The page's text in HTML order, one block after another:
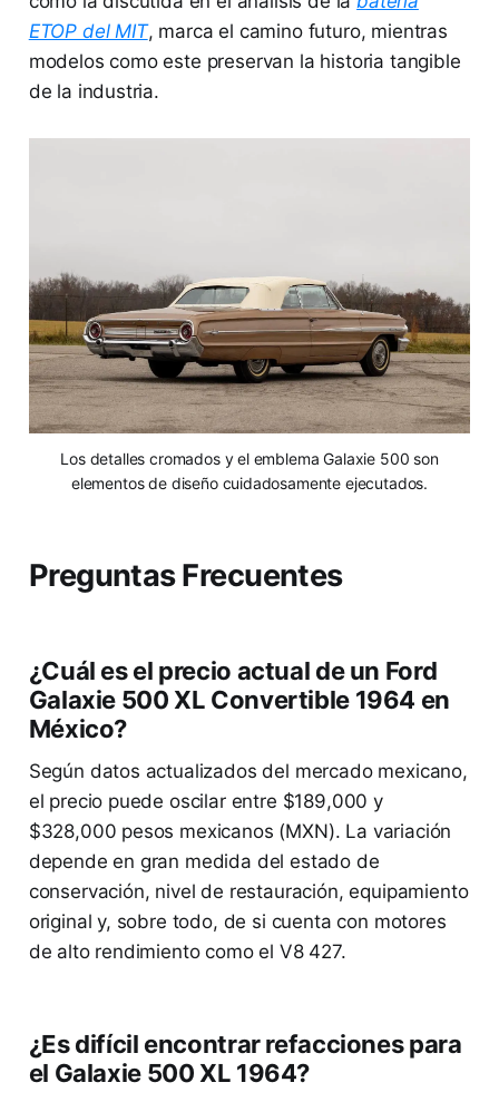
ETOP del MIT, marca el camino futuro, mientras
modelos como este preservan la historia tangible
de la industria.
Los detalles cromados y el emblema Galaxie 500 son
elementos de diseño cuidadosamente ejecutados.
Preguntas Frecuentes
¿Cuál es el precio actual de un Ford
Galaxie 500 XL Convertible 1964 en
México?
Según datos actualizados del mercado mexicano,
el precio puede oscilar entre $189,000 y
$328,000 pesos mexicanos (MXN). La variación
depende en gran medida del estado de
conservación, nivel de restauración, equipamiento
original y, sobre todo, de si cuenta con motores
de alto rendimiento como el V8 427.
¿Es difícil encontrar refacciones para
el Galaxie 500 XL 1964?